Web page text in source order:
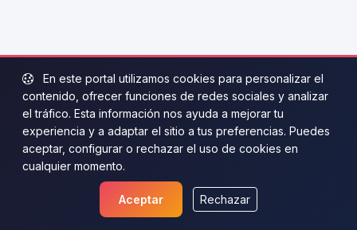
En este portal utilizamos cookies para personalizar el
contenido, ofrecer funciones de redes sociales y analizar
el tráfico. Esta información nos ayuda a mejorar tu
experiencia y a adaptar el sitio a tus preferencias. Puedes
aceptar, configurar o rechazar el uso de cookies en
cualquier momento.
Aceptar Rechazar